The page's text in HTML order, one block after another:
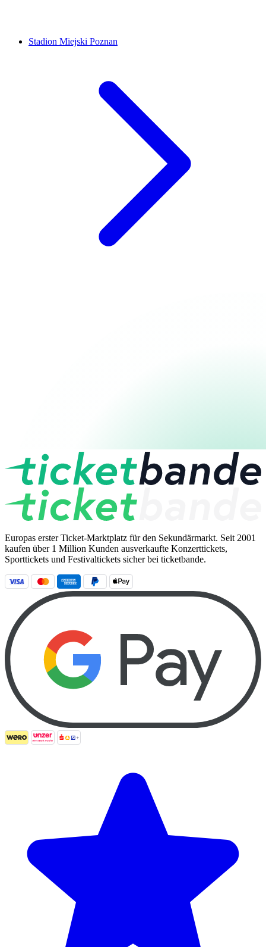
Stadion Miejski Poznan
Europas erster Ticket-Marktplatz für den Sekundärmarkt. Seit 2001
kaufen über 1 Million Kunden ausverkaufte Konzerttickets,
Sporttickets und Festivaltickets sicher bei ticketbande.